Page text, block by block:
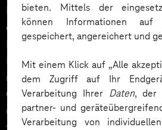
bieten. Mittels der
können Informationen auf
gespeichert, angereichert und
Mit einem Klick auf „Alle
dem Zugriff auf Ihr
Verarbeitung Ihrer Daten, der
partner- und
Verarbeitung von
KI‑Agenten im HR sind mehr als
orchestrieren Prozesse entlang
Employee Journey und schaffen
Impact. Der Beitrag zeigt
relevante KPIs für den
Governance‑Leitplanken zu EU
und liefert ein praxisnahes